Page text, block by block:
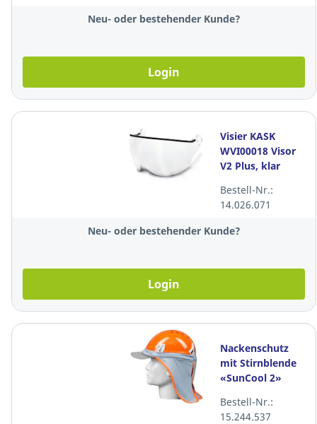
Neu- oder bestehender Kunde?
Login
Visier KASK
WVI00018 Visor
V2 Plus, klar
Bestell-Nr.:
14.026.071
Neu- oder bestehender Kunde?
Login
Nackenschutz
mit Stirnblende
«SunCool 2»
Strahlung
Bestell-Nr.:
15.244.537